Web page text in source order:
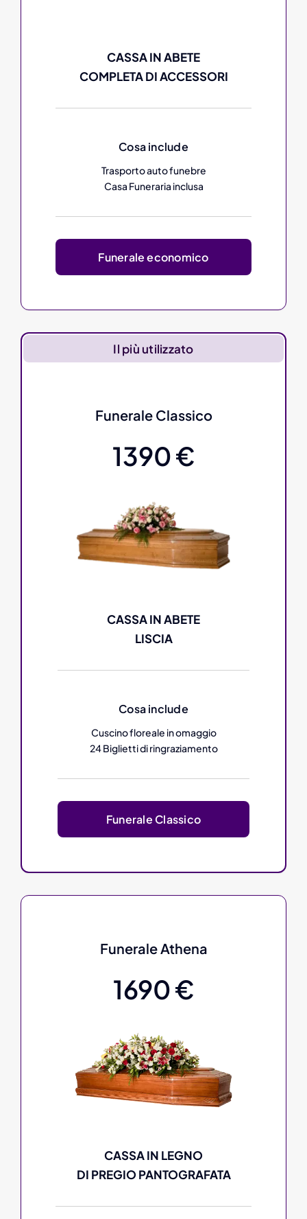
CASSA IN ABETE
COMPLETA DI ACCESSORI
Cosa include
Trasporto auto funebre
Casa Funeraria inclusa
Funerale economico
Il più utilizzato
Funerale Classico
1390 €
CASSA IN ABETE
LISCIA
Cosa include
Cuscino floreale in omaggio
24 Biglietti di ringraziamento
Funerale Classico
Funerale Athena
1690 €
CASSA IN LEGNO
DI PREGIO PANTOGRAFATA